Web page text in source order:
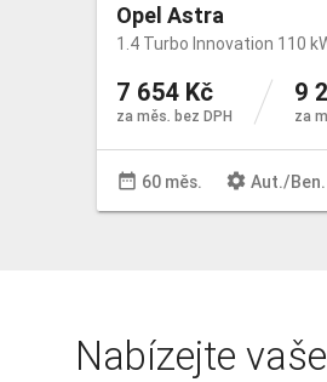
Opel Astra
1.4 Turbo Innovation 110
7 654 Kč
za měs. bez DPH
9
za
date_range 60 měs. settings Aut./Ben.
Nabízejte